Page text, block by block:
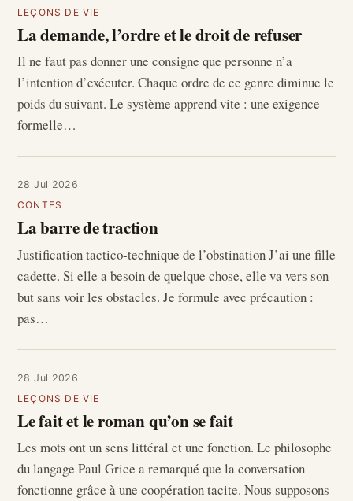
LEÇONS DE VIE
La demande, l’ordre et le droit de refuser
Il ne faut pas donner une consigne que personne n’a
l’intention d’exécuter. Chaque ordre de ce genre diminue le
poids du suivant. Le système apprend vite : une exigence
formelle…
28 Jul 2026
CONTES
La barre de traction
Justification tactico-technique de l’obstination J’ai une fille
cadette. Si elle a besoin de quelque chose, elle va vers son
but sans voir les obstacles. Je formule avec précaution :
pas…
28 Jul 2026
LEÇONS DE VIE
Le fait et le roman qu’on se fait
Les mots ont un sens littéral et une fonction. Le philosophe
du langage Paul Grice a remarqué que la conversation
fonctionne grâce à une coopération tacite. Nous supposons